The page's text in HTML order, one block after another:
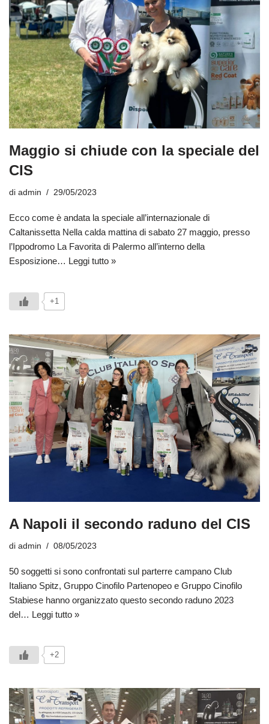
Maggio si chiude con la speciale del
CIS
di admin 29/05/2023
Ecco come è andata la speciale all’internazionale di
Caltanissetta Nella calda mattina di sabato 27 maggio, presso
l’Ippodromo La Favorita di Palermo all’interno della
Esposizione… Leggi tutto »
+1
A Napoli il secondo raduno del CIS
di admin 08/05/2023
50 soggetti si sono confrontati sul parterre campano Club
Italiano Spitz, Gruppo Cinofilo Partenopeo e Gruppo Cinofilo
Stabiese hanno organizzato questo secondo raduno 2023
del… Leggi tutto »
+2